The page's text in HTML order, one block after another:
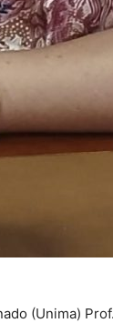
(Unima)